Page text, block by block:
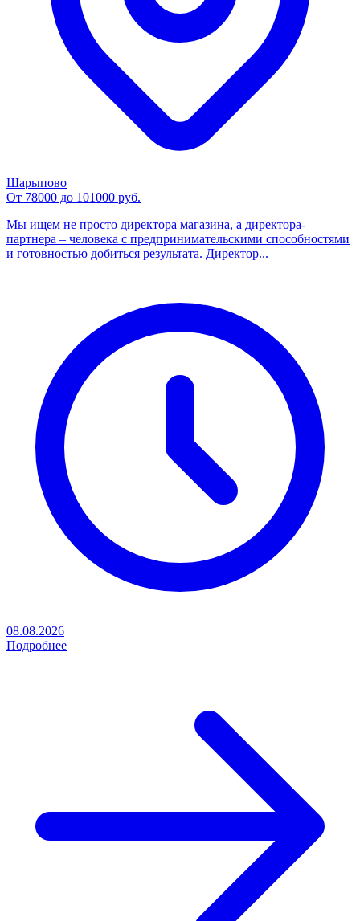
Шарыпово
От 78000 до 101000 руб.
Мы ищем не просто директора магазина, а директора-
партнера – человека с предпринимательскими способностями
и готовностью добиться результата. Директор...
08.08.2026
Подробнее